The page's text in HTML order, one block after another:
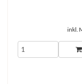
inkl.